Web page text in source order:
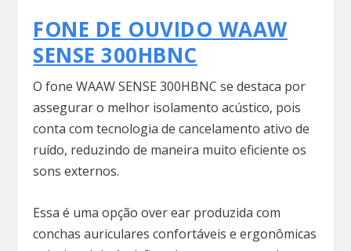
FONE DE OUVIDO WAAW
SENSE 300HBNC
O fone WAAW SENSE 300HBNC se destaca por
assegurar o melhor isolamento acústico, pois
conta com tecnologia de cancelamento ativo de
ruído, reduzindo de maneira muito eficiente os
sons externos.
Essa é uma opção over ear produzida com
conchas auriculares confortáveis e ergonômicas